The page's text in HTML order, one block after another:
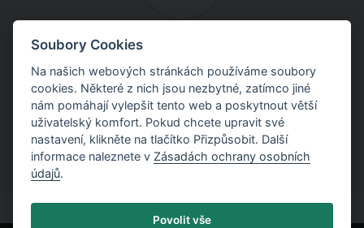
Inženýrské manuály
Stáhněte si manuály s teoretickými i praktickými ukázkami
použití programů.
Soubory Cookies
Na našich webových stránkách používáme soubory
cookies. Některé z nich jsou nezbytné, zatímco jiné
nám pomáhají vylepšit tento web a poskytnout větší
uživatelský komfort. Pokud chcete upravit své
nastavení, klikněte na tlačítko Přizpůsobit. Další
informace naleznete v Zásadách ochrany osobních
údajů.
Povolit vše